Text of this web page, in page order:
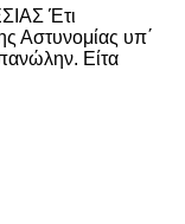
Έτι
Αστυνομίας υπ΄
πανώλην. Είτα